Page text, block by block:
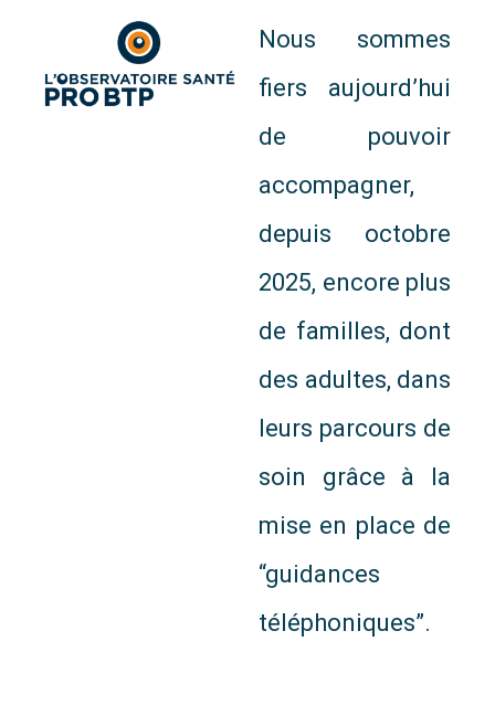
Nous sommes
fiers aujourd’hui
de pouvoir
accompagner,
depuis octobre
2025, encore plus
de familles, dont
des adultes, dans
leurs parcours de
soin grâce à la
mise en place de
“guidances
téléphoniques”.